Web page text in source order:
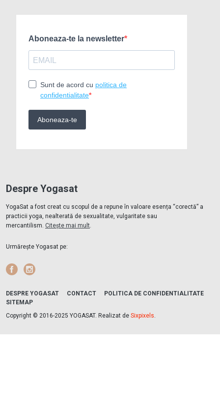
Despre Yogasat
YogaSat a fost creat cu scopul de a repune în valoare esența “corectă” a
practicii yoga, nealterată de sexualitate, vulgaritate sau
mercantilism. Citește mai mult.
Urmărește Yogasat pe:
Facebook
DESPRE YOGASAT CONTACT
POLITICA DE CONFIDENTIALITATE
SITEMAP
Copyright © 2016-2025 YOGASAT. Realizat de Sixpixels.